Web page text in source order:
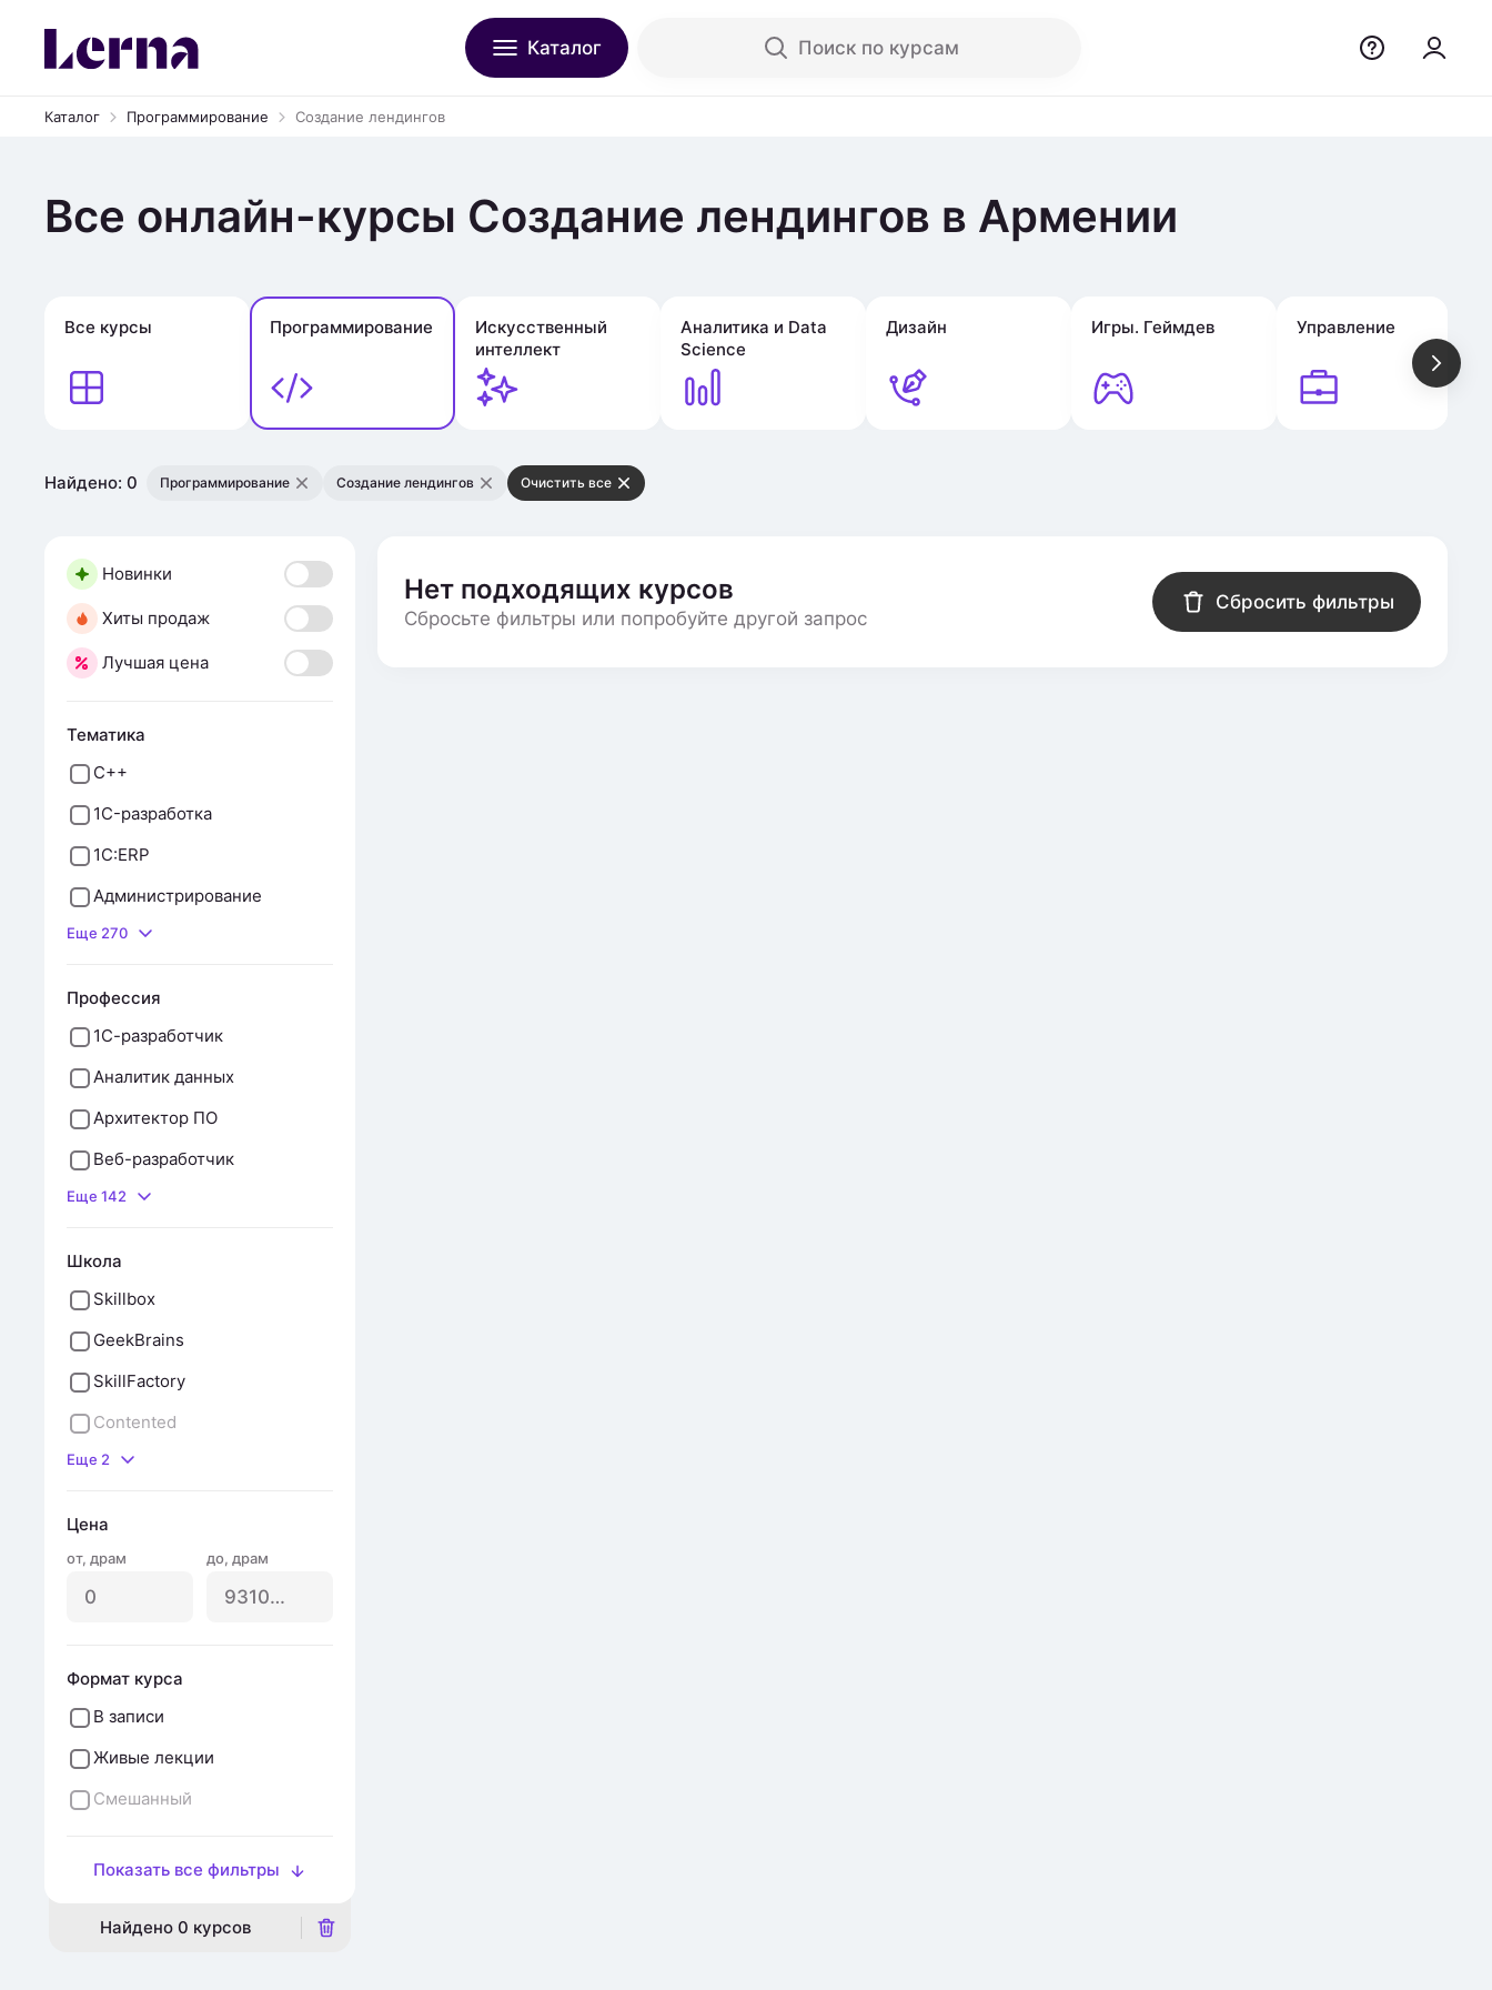
Каталог Поиск по курсам
Каталог Программирование Создание лендингов
Все онлайн-курсы Создание лендингов в Армении
Все курсы Программирование
Искусственный
интеллект
Аналитика и Data
Science
Дизайн Игры. Геймдев Управление
Найдено: 0 Программирование Создание лендингов Очистить все
Новинки
Хиты продаж
Лучшая цена
Тематика
С++
1C-разработка
1C:ERP
Администрирование
Еще 270
Профессия
1С-разработчик
Аналитик данных
Архитектор ПО
Веб-разработчик
Еще 142
Школа
Skillbox
GeekBrains
SkillFactory
Contented
Еще 2
Цена
от, драм до, драм
Формат курса
В записи
Живые лекции
Смешанный
Показать все фильтры
Найдено 0 курсов
Нет подходящих курсов
Сбросьте фильтры или попробуйте другой запрос
Сбросить фильтры